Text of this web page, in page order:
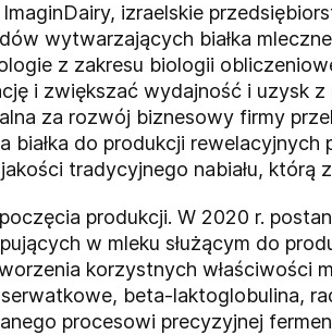
izraelskie
wytwarzających białka
z zakresu biologii
i zwiększać wydajność i uzysk z
za rozwój biznesowy firmy
białka do produkcji
tradycyjnego nabiału, którą
produkcji. W 2020 r.
w mleku służącym do
korzystnych właściwości
beta-laktoglobulina,
procesowi precyzyjnej